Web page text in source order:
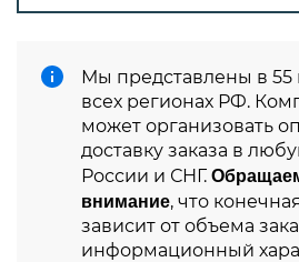
Мы представлены в 55
всех регионах РФ.
может организовать
доставку заказа в
России и СНГ.
внимание, что
зависит от объема
информационный